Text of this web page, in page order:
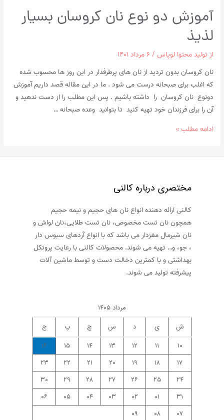
آموزش دو نوع نان کروسان بسیار
لذیذ
از تولید محتوا لوپاس/ ۶ مرداد ۱۴۰۱
نان کروسان بدون تردید از نان های پرطرفدار در این روز ها محسوب شده
که اغلب برای صبحانه درست می شود . ما در این مقاله قصد داریم آموزش
دونوع نان کروسان را داشته باشیم . پس این مطلب را از دست ندهید و
آن را برای فرزندان خود تهیه کنید تا بتوانید وعده صبحانه …
آموزش
ادامه مطلب »
مختصری درباره کالنی
کالنی ارائه دهنده انواع نان های حجیم و نیمه حجیم
همچون نان تست مخصوص، نان تست طلایی،نان لواش و
نان شیرمال مغزدار می باشد که با انواع آردهای سبوس دار
، جو، و… تهیه می شوند. محصولات کالنی با رعایت پروتکل
بهداشتی و با کمترین دخالت دست و توسط ماشین آلات
پیشرفته تولید می شوند.
مرداد ۱۴۰۵
ش
ی د س چ پ
ج
۱۰
۱۱ ۱۲ ۱۳ ۱۴ ۱۵
۱۶
۱۷
۱۸ ۱۹ ۲۰ ۲۱ ۲۲
۲۳
۲۴
۲۵ ۲۶ ۲۷ ۲۸ ۲۹
۳۰
۳۱
۰۱ ۰۲ ۰۳ ۰۴ ۰۵
۰۶
۰۷
۰۸ ۰۹